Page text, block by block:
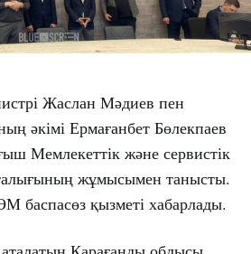
Жаслан Мәдиев пен
әкімі Ермағанбет Бөлекпаев
Мемлекеттік және сервистік
жұмысымен танысты.
қызметі хабарлады.